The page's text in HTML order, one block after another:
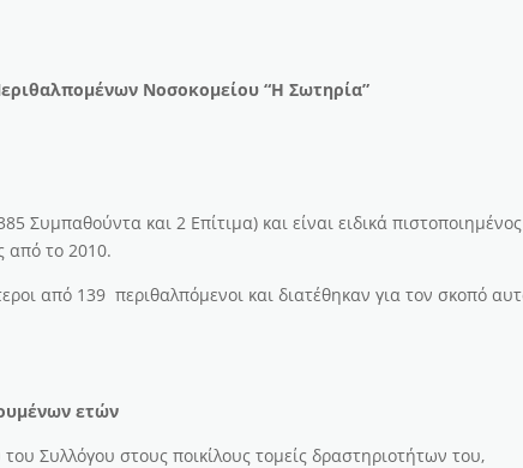
Νοσοκομείου “Η Σωτηρία”
Συμπαθούντα και 2 Επίτιμα) και είναι ειδικά
από το 2010.
από 139 περιθαλπόμενοι και διατέθηκαν για τον σκοπό
ετών
Συλλόγου στους ποικίλους τομείς δραστηριοτήτων του,